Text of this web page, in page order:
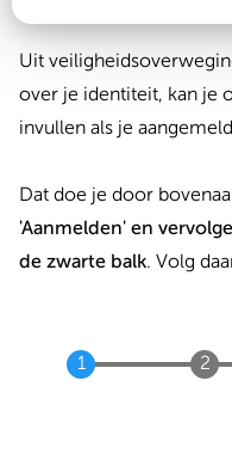
Uit
over je identiteit, kan je
invullen als je
Dat doe je door
'Aanmelden' en
de zwarte balk. Volg